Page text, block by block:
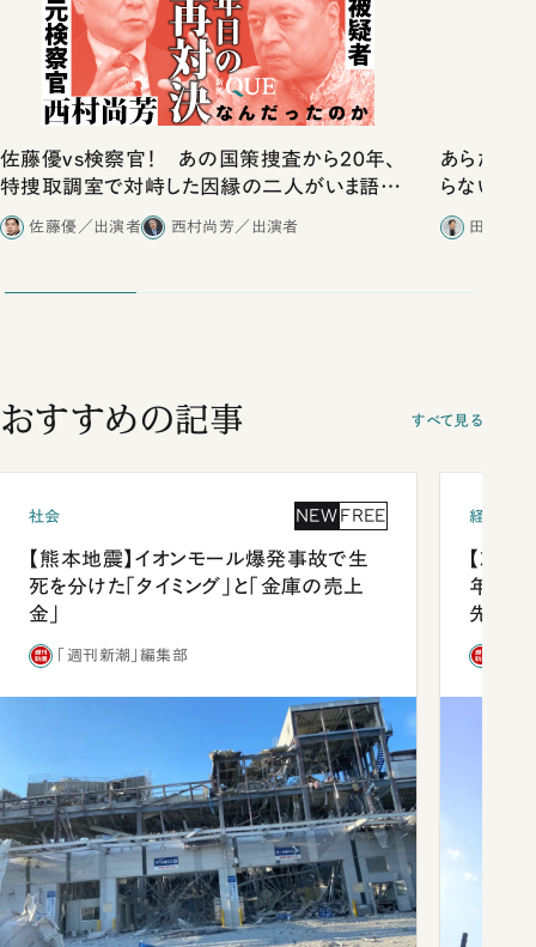
佐藤優vs検察官！ あの国策捜査から20年、
特捜取調室で対峙した因縁の二人がいま語り
合ったこと
佐藤優／出演者 西村尚芳／出演者
あらため
らない腐
田内学
おすすめの記事 すべて見る
社会 NEW FREE
【熊本地震】イオンモール爆発事故で生
死を分けた「タイミング」と「金庫の売上
金」
「週刊新潮」編集部
経済・ビ
【就活
年会は
先1位